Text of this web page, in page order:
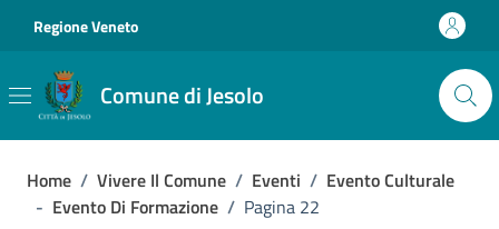
Regione Veneto
Comune di Jesolo
Home / Vivere Il Comune / Eventi / Evento Culturale
- Evento Di Formazione / Pagina 22